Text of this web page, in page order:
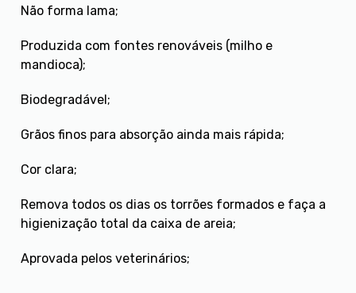
Não forma lama;
Produzida com fontes renováveis (milho e
mandioca);
Biodegradável;
Grãos finos para absorção ainda mais rápida;
Cor clara;
Remova todos os dias os torrões formados e faça a
higienização total da caixa de areia;
Aprovada pelos veterinários;